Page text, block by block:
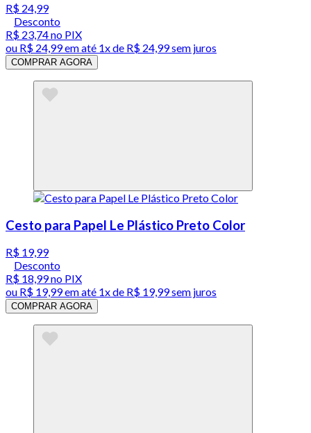
R$ 24,99
Desconto
R$ 23,74no PIX
ou R$ 24,99em até 1x de R$ 24,99sem juros
COMPRAR AGORA
Cesto para Papel Le Plástico Preto Color
R$ 19,99
Desconto
R$ 18,99no PIX
ou R$ 19,99em até 1x de R$ 19,99sem juros
COMPRAR AGORA